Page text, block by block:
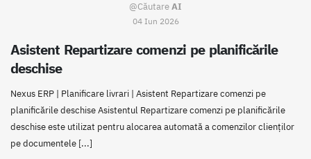
@CăutareAI
04 Iun 2026
Asistent Repartizare comenzi pe planificările
deschise
Nexus ERP | Planificare livrari | Asistent Repartizare comenzi pe
planificările deschise Asistentul Repartizare comenzi pe planificările
deschise este utilizat pentru alocarea automată a comenzilor clienților
pe documentele [...]